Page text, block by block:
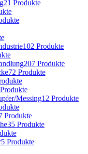
21 Produkte
102 Produkte
207 Produkte
72 Produkte
Messing12 Produkte
Produkte
35 Produkte
5 Produkte